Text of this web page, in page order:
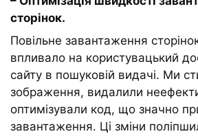
сторінок.
Повільне завантаження
впливало на користувацький
сайту в пошуковій видачі. Ми
зображення, видалили
оптимізували код, що значно
завантаження. Ці зміни